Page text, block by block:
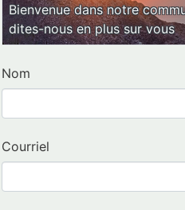
Bienvenue dans notre
dites-nous en plus sur vous
Nom
Courriel